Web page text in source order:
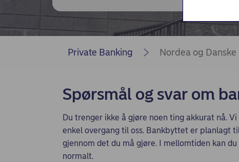
Private Banking Nordea og
Spørsmål og svar om
Du trenger ikke å gjøre noen ting akkurat nå.
enkel overgang til oss. Bankbyttet er planlagt
gjennom det du må gjøre. I mellomtiden kan
normalt.